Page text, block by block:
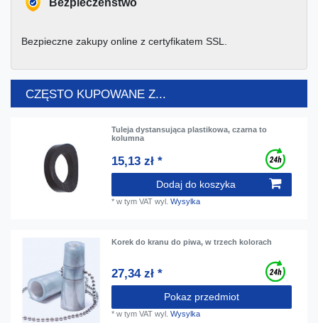
Bezpieczne zakupy online z certyfikatem SSL.
CZĘSTO KUPOWANE Z...
Tuleja dystansująca plastikowa, czarna to
kolumna
15,13 zł *
Dodaj do koszyka
*w tym VAT wyl.Wysylka
Korek do kranu do piwa, w trzech kolorach
27,34 zł *
Pokaz przedmiot
*w tym VAT wyl.Wysylka